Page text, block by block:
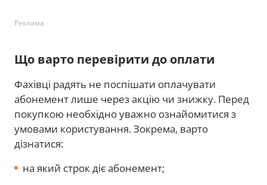
Реклама
Що варто перевірити до оплати
Фахівці радять не поспішати оплачувати
абонемент лише через акцію чи знижку. Перед
покупкою необхідно уважно ознайомитися з
умовами користування. Зокрема, варто
дізнатися:
на який строк діє абонемент;